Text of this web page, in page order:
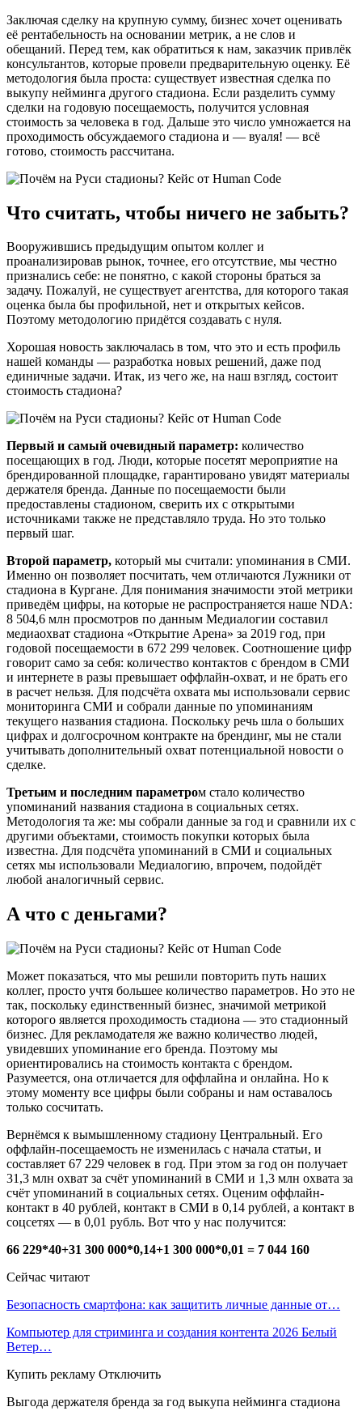
Заключая сделку на крупную сумму, бизнес хочет оценивать
её рентабельность на основании метрик, а не слов и
обещаний. Перед тем, как обратиться к нам, заказчик привлёк
консультантов, которые провели предварительную оценку. Её
методология была проста: существует известная сделка по
выкупу нейминга другого стадиона. Если разделить сумму
сделки на годовую посещаемость, получится условная
стоимость за человека в год. Дальше это число умножается на
проходимость обсуждаемого стадиона и — вуаля! — всё
готово, стоимость рассчитана.
Что считать, чтобы ничего не забыть?
Вооружившись предыдущим опытом коллег и
проанализировав рынок, точнее, его отсутствие, мы честно
признались себе: не понятно, с какой стороны браться за
задачу. Пожалуй, не существует агентства, для которого такая
оценка была бы профильной, нет и открытых кейсов.
Поэтому методологию придётся создавать с нуля.
Хорошая новость заключалась в том, что это и есть профиль
нашей команды — разработка новых решений, даже под
единичные задачи. Итак, из чего же, на наш взгляд, состоит
стоимость стадиона?
Первый и самый очевидный параметр: количество
посещающих в год. Люди, которые посетят мероприятие на
брендированной площадке, гарантировано увидят материалы
держателя бренда. Данные по посещаемости были
предоставлены стадионом, сверить их с открытыми
источниками также не представляло труда. Но это только
первый шаг.
Второй параметр, который мы считали: упоминания в СМИ.
Именно он позволяет посчитать, чем отличаются Лужники от
стадиона в Кургане. Для понимания значимости этой метрики
приведём цифры, на которые не распространяется наше NDA:
8 504,6 млн просмотров по данным Медиалогии составил
медиаохват стадиона «Открытие Арена» за 2019 год, при
годовой посещаемости в 672 299 человек. Соотношение цифр
говорит само за себя: количество контактов с брендом в СМИ
и интернете в разы превышает оффлайн-охват, и не брать его
в расчет нельзя. Для подсчёта охвата мы использовали сервис
мониторинга СМИ и собрали данные по упоминаниям
текущего названия стадиона. Поскольку речь шла о больших
цифрах и долгосрочном контракте на брендинг, мы не стали
учитывать дополнительный охват потенциальной новости о
сделке.
Третьим и последним параметром стало количество
упоминаний названия стадиона в социальных сетях.
Методология та же: мы собрали данные за год и сравнили их с
другими объектами, стоимость покупки которых была
известна. Для подсчёта упоминаний в СМИ и социальных
сетях мы использовали Медиалогию, впрочем, подойдёт
любой аналогичный сервис.
А что с деньгами?
Может показаться, что мы решили повторить путь наших
коллег, просто учтя большее количество параметров. Но это не
так, поскольку единственный бизнес, значимой метрикой
которого является проходимость стадиона — это стадионный
бизнес. Для рекламодателя же важно количество людей,
увидевших упоминание его бренда. Поэтому мы
ориентировались на стоимость контакта с брендом.
Разумеется, она отличается для оффлайна и онлайна. Но к
этому моменту все цифры были собраны и нам оставалось
только сосчитать.
Вернёмся к вымышленному стадиону Центральный. Его
оффлайн-посещаемость не изменилась с начала статьи, и
составляет 67 229 человек в год. При этом за год он получает
31,3 млн охват за счёт упоминаний в СМИ и 1,3 млн охвата за
счёт упоминаний в социальных сетях. Оценим оффлайн-
контакт в 40 рублей, контакт в СМИ в 0,14 рублей, а контакт в
соцсетях — в 0,01 рубль. Вот что у нас получится:
66 229*40+31 300 000*0,14+1 300 000*0,01 = 7 044 160
Сейчас читают
Безопасность смартфона: как защитить личные данные от…
Компьютер для стриминга и создания контента 2026 Белый
Ветер…
Купить рекламу Отключить
Выгода держателя бренда за год выкупа нейминга стадиона